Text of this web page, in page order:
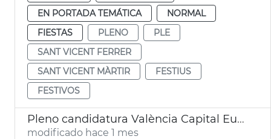
EN PORTADA TEMÁTICA
NORMAL
FIESTAS
PLENO
PLE
SANT VICENT FERRER
SANT VICENT MÀRTIR
FESTIUS
FESTIVOS
Pleno candidatura València Capital Europea Innovación
modificado hace 1 mes